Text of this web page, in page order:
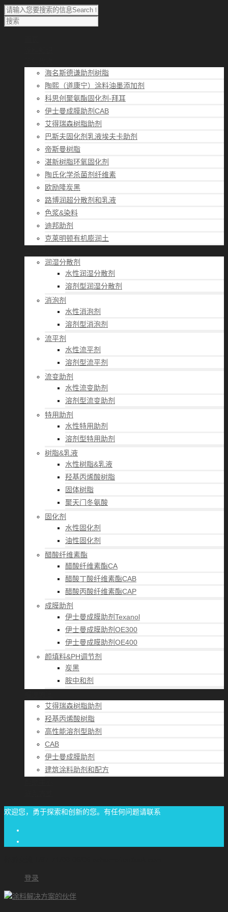
海名斯德谦助剂树脂
陶熙（道康宁）涂料油墨添加剂
科思创聚氨酯固化剂-拜耳
伊士曼成膜助剂CAB
艾得瑞森树脂助剂
巴斯夫固化剂乳液埃夫卡助剂
帝斯曼树脂
湛新树脂环氧固化剂
陶氏化学杀菌剂纤维素
欧励隆炭黑
路博润超分散剂和乳液
色浆&染料
迪邦助剂
克莱明顿有机膨润土
润湿分散剂
水性润湿分散剂
溶剂型润湿分散剂
消泡剂
水性消泡剂
溶剂型消泡剂
流平剂
水性流平剂
溶剂型流平剂
流变助剂
水性流变助剂
溶剂型流变助剂
特用助剂
水性特用助剂
溶剂型特用助剂
树脂&乳液
水性树脂&乳液
羟基丙烯酸树脂
固体树脂
聚天门冬氨酸
固化剂
水性固化剂
油性固化剂
醋酸纤维素酯
醋酸纤维素酯CA
醋酸丁酸纤维素酯CAB
醋酸丙酸纤维素酯CAP
成膜助剂
伊士曼成膜助剂Texanol
伊士曼成膜助剂OE300
伊士曼成膜助剂OE400
颜填料&PH调节剂
炭黑
胺中和剂
艾得瑞森树脂助剂
羟基丙烯酸树脂
高性能溶剂型助剂
CAB
伊士曼成膜助剂
建筑涂料助剂和配方
欢迎您，勇于探索和创新的您。有任何问题请联系
登录